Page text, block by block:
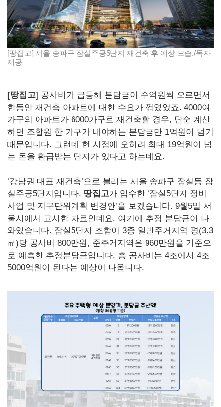
[땅집고] 서울 송파구 잠실주공5단지 재건축 후 예상 모습./독자
제공
[땅집고] 공사비가 급등해 분담금이 수억원씩 오르면서
한동안 재건축 아파트에 대한 수요가 꺾였었죠. 4000여
가구의 아파트가 6000가구로 재건축할 경우, 단순 계산
하면 조합원 한 가구가 내야하는 분담금만 1억원이 넘기
때문입니다. 그런데 현 시점에 오히려 최대 19억원이 넘
는 돈을 환급받는 단지가 있다고 하는데요.
‘강남권 대표 재건축’으로 불리는 서울 송파구 잠실동 잠
실주공5단지입니다. 땅집고가 입수한 ‘잠실5단지 정비
사업 및 지구단위계획 변경안’을 보겠습니다. 9월5일 서
울시에서 고시한 자료인데요. 여기에 추정 분담금이 나
와있습니다. 잠실5단지 조합이 3종 일반주거지역 평(3.3
㎡)당 공사비 800만원, 준주거지역은 960만원을 기준으
로 예측한 추정분담금입니다. 총 공사비는 4조에서 4조
5000억원이 된다는 예상이 나옵니다.